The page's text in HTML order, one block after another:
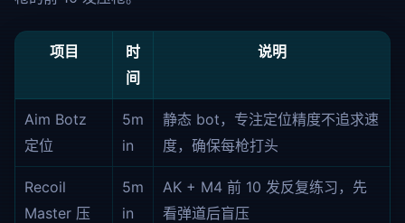
项目
时
间
说明
Aim Botz
定位
5m
in
静态 bot，专注定位精度不追求速
度，确保每枪打头
Recoil
Master 压
5m
in
AK + M4 前 10 发反复练习，先
看弹道后盲压